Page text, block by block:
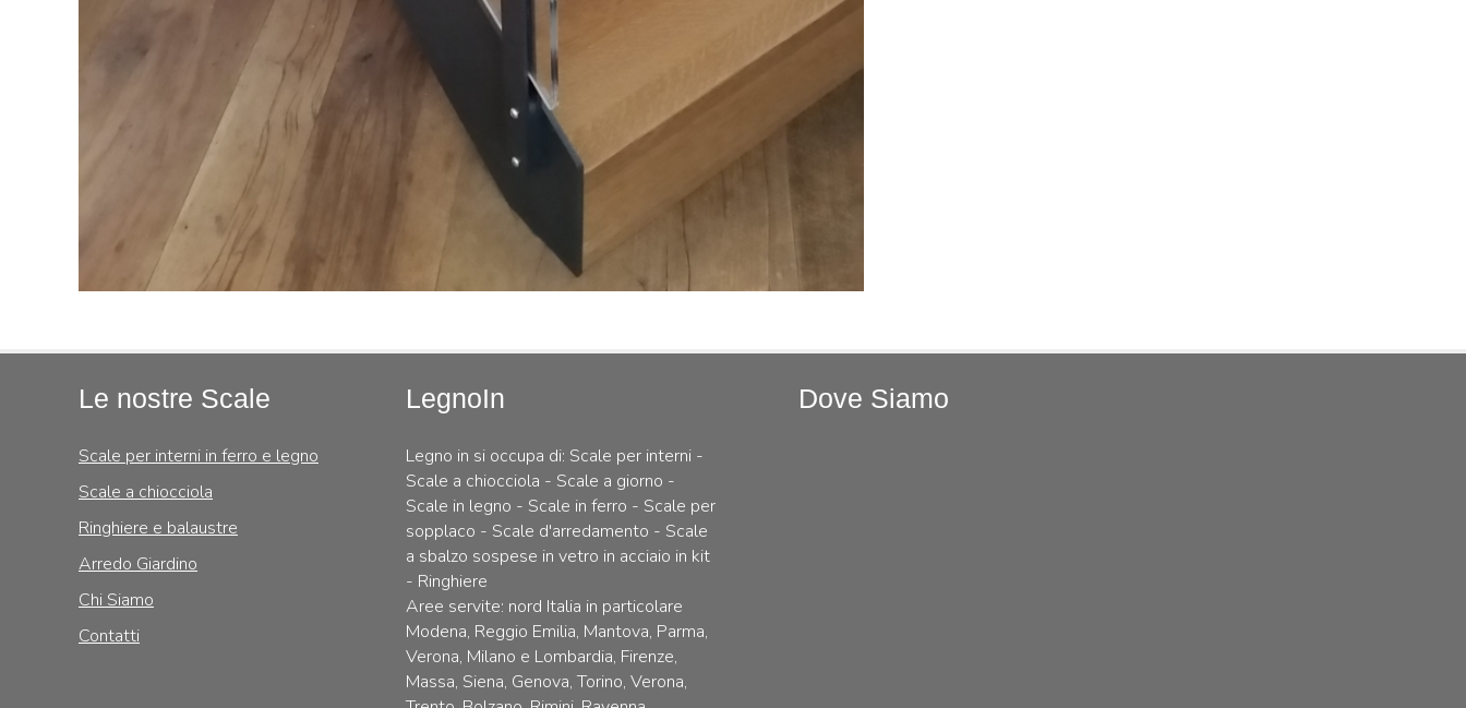
Le nostre Scale
Scale per interni in ferro e legno
Scale a chiocciola
Ringhiere e balaustre
Arredo Giardino
Chi Siamo
Contatti
LegnoIn
Legno in si occupa di: Scale per interni -
Scale a chiocciola - Scale a giorno -
Scale in legno - Scale in ferro - Scale per
sopplaco - Scale d'arredamento - Scale
a sbalzo sospese in vetro in acciaio in kit
- Ringhiere
Aree servite: nord Italia in particolare
Modena, Reggio Emilia, Mantova, Parma,
Verona, Milano e Lombardia, Firenze,
Massa, Siena, Genova, Torino, Verona,
Dove Siamo